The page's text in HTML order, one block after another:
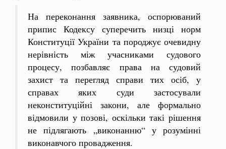
На переконання заявника, оспорюваний
припис Кодексу суперечить низці норм
Конституції України та породжує очевидну
нерівність між учасниками судового
процесу, позбавляє права на судовий
захист та перегляд справи тих осіб, у
справах яких суди застосували
неконституційні закони, але формально
відмовили у позові, оскільки такі рішення
не підлягають „виконанню“ у розумінні
виконавчого провадження.